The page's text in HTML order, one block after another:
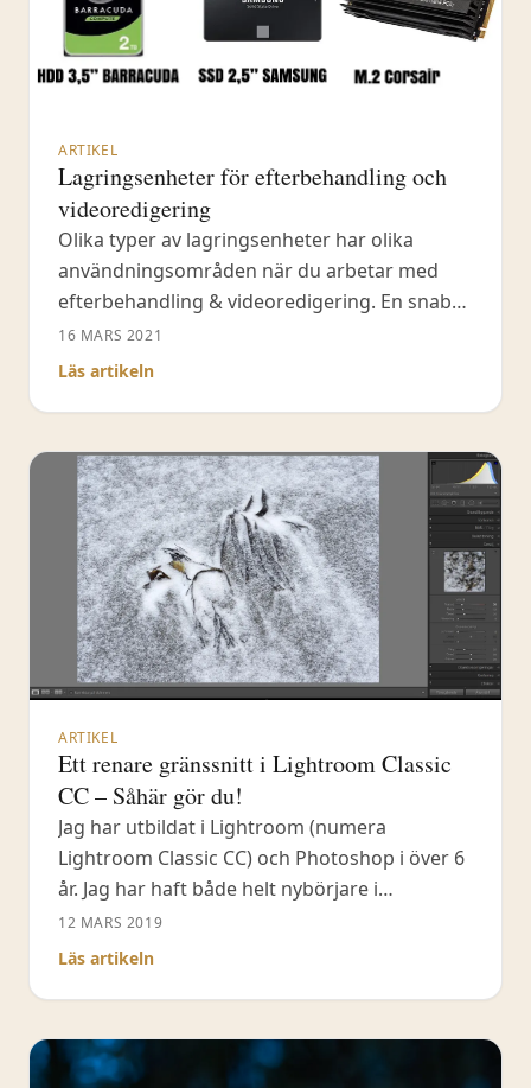
ARTIKEL
Lagringsenheter för efterbehandling och
videoredigering
Olika typer av lagringsenheter har olika
användningsområden när du arbetar med
efterbehandling & videoredigering. En snabb
lagringsenhet rekommenderas till
operativsystemet och programvaran medan
lagringsenheter (HDD och SSD) du ska
använda för efterbehandling &
videoredigering. Den här artikeln ingår
16 MARS 2021
Läs artikeln
ARTIKEL
Ett renare gränssnitt i Lightroom Classic
CC – Såhär gör du!
Jag har utbildat i Lightroom (numera
Lightroom Classic CC) och Photoshop i över 6
år. Jag har haft både helt nybörjare i
programvaran till professionella
naturfotografer. En sak jag har märkt
ganska så liten bildupplösning. Givetvis är det
inga problem att arbeta
12 MARS 2019
Läs artikeln